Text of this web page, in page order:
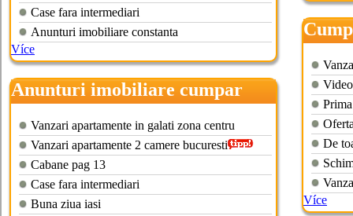
Case fara intermediari
Anunturi imobiliare constanta
Více
Anunturi imobiliare cumpar
Vanzari apartamente in galati zona centru
Vanzari apartamente 2 camere bucuresti
Cabane pag 13
Case fara intermediari
Buna ziua iasi
De
Více